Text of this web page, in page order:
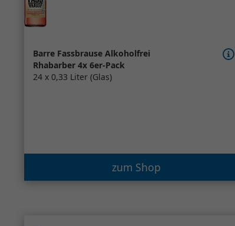
Barre Fassbrause Alkoholfrei
Rhabarber 4x 6er-Pack
24 x 0,33 Liter (Glas)
zum Shop